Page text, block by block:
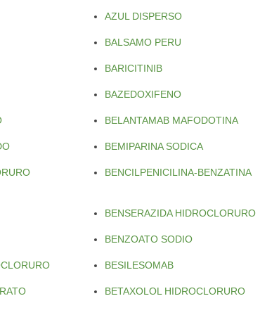
AZUL DISPERSO
BALSAMO PERU
BARICITINIB
BAZEDOXIFENO
BELANTAMAB MAFODOTINA
BEMIPARINA SODICA
BENCILPENICILINA-BENZATINA
BENSERAZIDA HIDROCLORURO
BENZOATO SODIO
BESILESOMAB
BETAXOLOL HIDROCLORURO